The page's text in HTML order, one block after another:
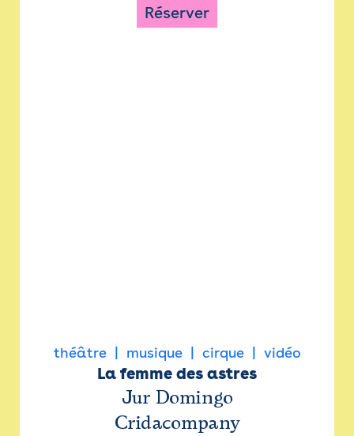
Réserver
théâtre musique cirque vidéo
La femme des astres
Jur Domingo
Cridacompany